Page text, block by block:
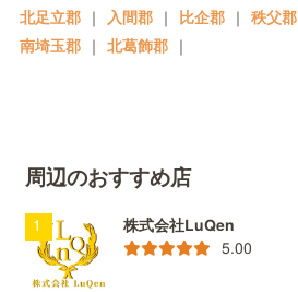
北足立郡 ｜ 入間郡 ｜ 比企郡 ｜ 秩父郡
南埼玉郡 ｜ 北葛飾郡 ｜
周辺のおすすめ店
株式会社LuQen
5.00